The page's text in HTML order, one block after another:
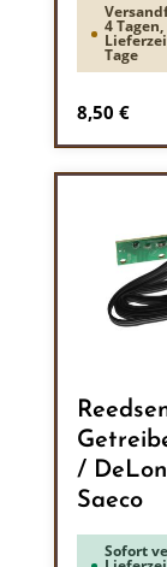
4 Tagen,
Tage
Regulärer
8,50 €
/
Saeco
Sofort